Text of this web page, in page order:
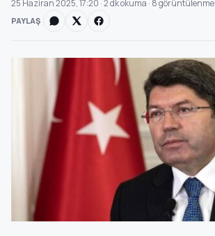
25 Haziran 2025, 17:20 · 2 dk okuma · 8 görüntülenme
PAYLAŞ